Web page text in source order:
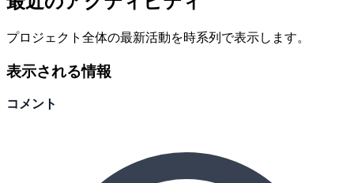
プロジェクト全体の最新活動を時系列で表示します。
表示される情報
コメント